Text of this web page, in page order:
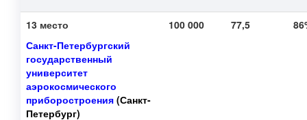
13 место
Санкт-Петербургский
государственный
университет
аэрокосмического
приборостроения (Санкт-
Петербург)
100 000 77,5